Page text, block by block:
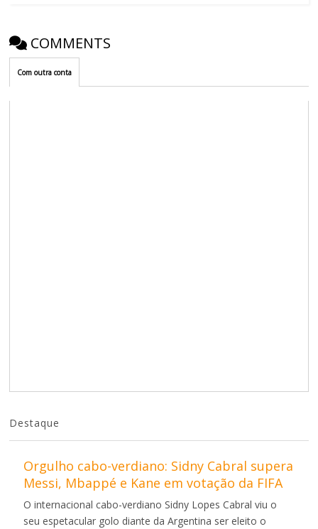
COMMENTS
Com outra conta
Destaque
Orgulho cabo-verdiano: Sidny Cabral supera
Messi, Mbappé e Kane em votação da FIFA
O internacional cabo-verdiano Sidny Lopes Cabral viu o
seu espetacular golo diante da Argentina ser eleito o